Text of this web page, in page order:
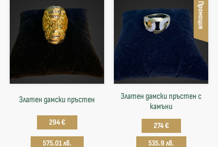
Златен дамски пръстен
294 €
575.01 лв.
Промоция
Златен дамски пръстен с
камъни
274 €
535.9 лв.